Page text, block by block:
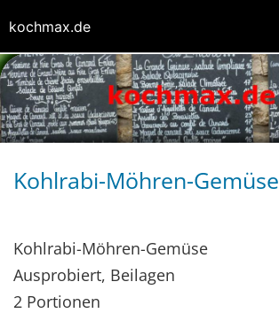
Kohlrabi-Möhren-Gemüse
Kohlrabi-Möhren-Gemüse
Ausprobiert, Beilagen
2 Portionen
kochmax.de